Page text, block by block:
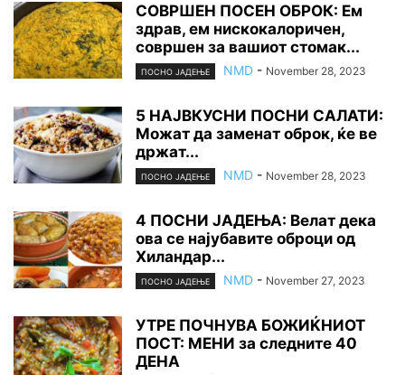
СОВРШЕН ПОСЕН ОБРОК: Ем
здрав, ем нискокалоричен,
совршен за вашиот стомак...
ПОСНО ЈАДЕЊЕ NMD - November 28, 2023
5 НАЈВКУСНИ ПОСНИ САЛАТИ:
Можат да заменат оброк, ќе ве
држат...
ПОСНО ЈАДЕЊЕ NMD - November 28, 2023
4 ПОСНИ ЈАДЕЊА: Велат дека
ова се најубавите оброци од
Хиландар...
ПОСНО ЈАДЕЊЕ NMD - November 27, 2023
УТРЕ ПОЧНУВА БОЖИЌНИОТ
ПОСТ: МЕНИ за следните 40
ДЕНА